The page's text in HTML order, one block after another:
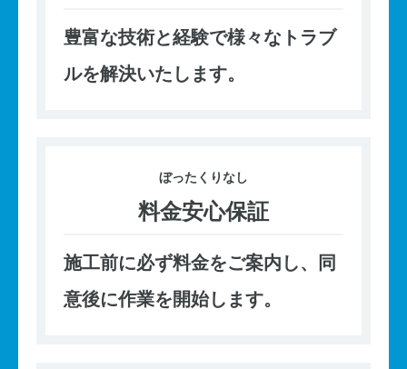
豊富な技術と経験で様々なトラブ
ルを解決いたします。
ぼったくりなし
料金安心保証
施工前に必ず料金をご案内し、同
意後に作業を開始します。